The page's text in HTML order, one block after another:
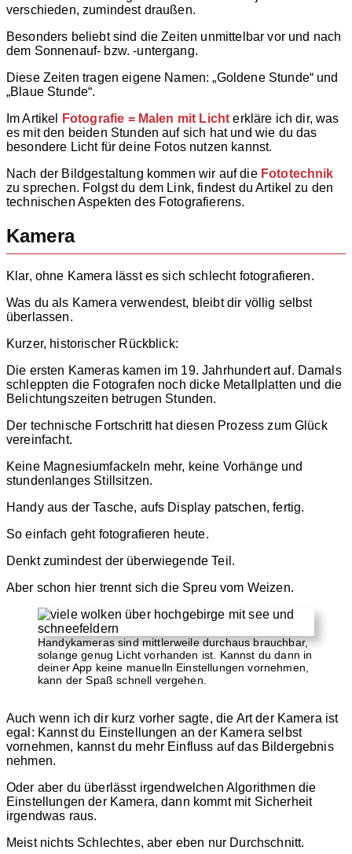
verschieden, zumindest draußen.
Besonders beliebt sind die Zeiten unmittelbar vor und nach
dem Sonnenauf- bzw. -untergang.
Diese Zeiten tragen eigene Namen: „Goldene Stunde“ und
„Blaue Stunde“.
Im Artikel
Fotografie = Malen mit Licht erkläre ich dir, was
es mit den beiden Stunden auf sich hat und wie du das
besondere Licht für deine Fotos nutzen kannst.
Nach der Bildgestaltung kommen wir auf die Fototechnik
zu sprechen. Folgst du dem Link, findest du Artikel zu den
technischen Aspekten des Fotografierens.
Kamera
Klar, ohne Kamera lässt es sich schlecht fotografieren.
Was du als Kamera verwendest, bleibt dir völlig selbst
überlassen.
Kurzer, historischer Rückblick:
Die ersten Kameras kamen im 19. Jahrhundert auf. Damals
schleppten die Fotografen noch dicke Metallplatten und die
Belichtungszeiten betrugen Stunden.
Der technische Fortschritt hat diesen Prozess zum Glück
vereinfacht.
Keine Magnesiumfackeln mehr, keine Vorhänge und
stundenlanges Stillsitzen.
Handy aus der Tasche, aufs Display patschen, fertig.
So einfach geht fotografieren heute.
Denkt zumindest der überwiegende Teil.
Aber schon hier trennt sich die Spreu vom Weizen.
Handykameras sind mittlerweile durchaus brauchbar,
solange genug Licht vorhanden ist. Kannst du dann in
deiner App keine manuelln Einstellungen vornehmen,
kann der Spaß schnell vergehen.
Auch wenn ich dir kurz vorher sagte, die Art der Kamera ist
egal: Kannst du Einstellungen an der Kamera selbst
vornehmen, kannst du mehr Einfluss auf das Bildergebnis
nehmen.
Oder aber du überlässt irgendwelchen Algorithmen die
Einstellungen der Kamera, dann kommt mit Sicherheit
irgendwas raus.
Meist nichts Schlechtes, aber eben nur Durchschnitt.